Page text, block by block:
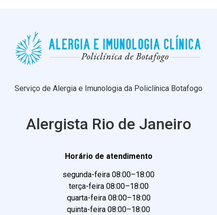
Serviço de Alergia e Imunologia da Policlínica Botafogo
Alergista Rio de Janeiro
Horário de atendimento
segunda-feira 08:00–18:00
terça-feira 08:00–18:00
quarta-feira 08:00–18:00
quinta-feira 08:00–18:00